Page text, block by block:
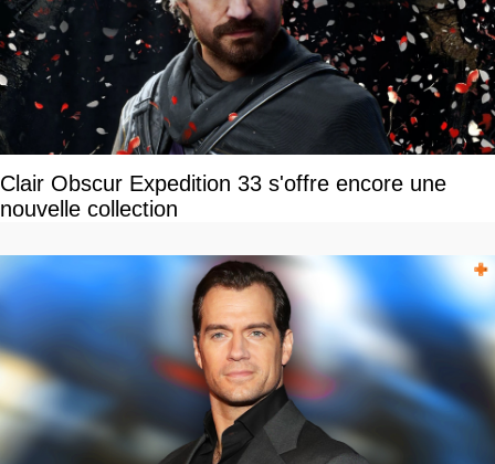
Clair Obscur Expedition 33 s'offre encore une
nouvelle collection